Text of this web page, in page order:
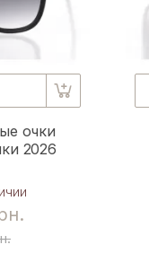
очки
2026